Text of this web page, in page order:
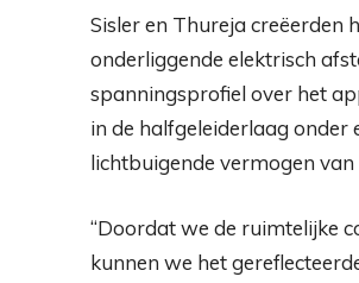
Sisler en Thureja creëerden
onderliggende elektrisch
spanningsprofiel over het
in de halfgeleiderlaag
lichtbuigende vermogen
“Doordat we de ruimtelijke
kunnen we het